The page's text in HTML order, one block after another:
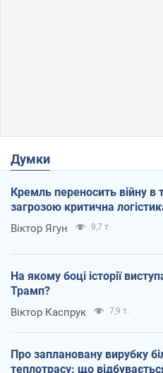
Думки
Кремль переносить війну в
загрозою критична
Віктор Ягун 9,7 т.
На якому боці історії
Трамп?
Віктор Каспрук 7,9 т.
Про заплановану вирубку
теплотрасу: що